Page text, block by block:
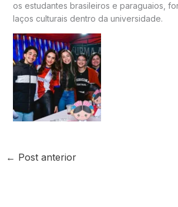
os estudantes brasileiros e paraguaios,
laços culturais dentro da universidade.
← Post anterior